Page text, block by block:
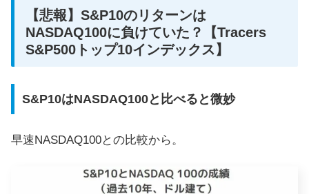
【悲報】S&P10のリターンは
NASDAQ100に負けていた？【Tracers
S&P500トップ10インデックス】
S&P10はNASDAQ100と比べると微妙
早速NASDAQ100との比較から。